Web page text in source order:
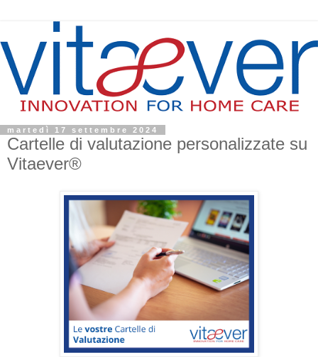
martedì 17 settembre 2024
Cartelle di valutazione personalizzate su
Vitaever®